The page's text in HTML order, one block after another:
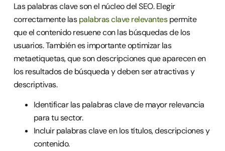
Las palabras clave son el núcleo del SEO. Elegir
correctamente laspalabras clave relevantespermite
que el contenido resuene con las búsquedas de los
usuarios. También es importante optimizar las
metaetiquetas, que son descripciones que aparecen en
los resultados de búsqueda y deben ser atractivas y
descriptivas.
Identificar las palabras clave de mayor relevancia
para tu sector.
Incluir palabras clave en los títulos, descripciones y
contenido.